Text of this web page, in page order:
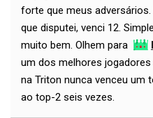
forte que meus
que disputei, venci 12.
muito bem. Olhem para
um dos melhores
na Triton nunca venceu um
ao top-2 seis vezes.